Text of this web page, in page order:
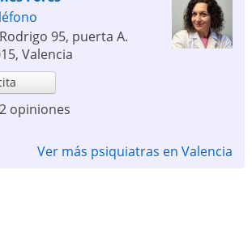
95, puerta A.
, Valencia
2 opiniones
Ver más psiquiatras en Valencia